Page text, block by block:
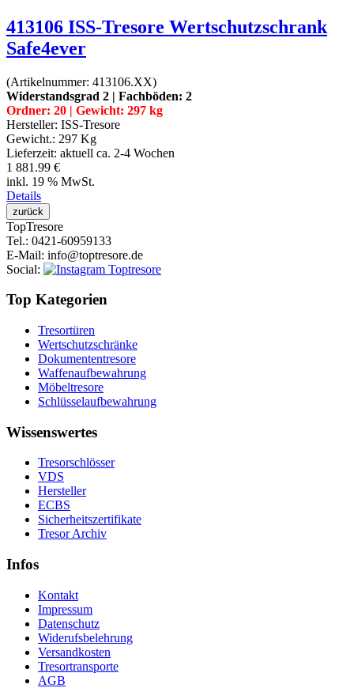
413106 ISS-Tresore Wertschutzschrank
Safe4ever
(Artikelnummer: 413106.XX)
Widerstandsgrad 2 | Fachböden: 2
Ordner: 20 | Gewicht: 297 kg
Hersteller: ISS-Tresore
Gewicht.: 297 Kg
Lieferzeit: aktuell ca. 2-4 Wochen
1 881.99 €
inkl. 19 % MwSt.
Details
TopTresore
Tel.: 0421-60959133
E-Mail: info@toptresore.de
Social:
Top Kategorien
Tresortüren
Wertschutzschränke
Dokumententresore
Waffenaufbewahrung
Möbeltresore
Schlüsselaufbewahrung
Wissenswertes
Tresorschlösser
VDS
Hersteller
ECBS
Sicherheitszertifikate
Tresor Archiv
Infos
Kontakt
Impressum
Datenschutz
Widerufsbelehrung
Versandkosten
Tresortransporte
AGB